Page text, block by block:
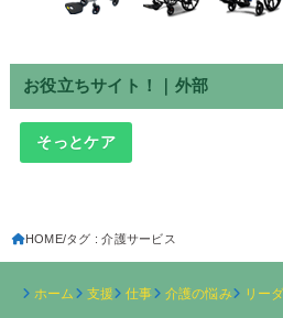
お役立ちサイト！｜外部
そっとケア
HOME タグ : 介護サービス
ホーム 支援 仕事 介護の悩み リー